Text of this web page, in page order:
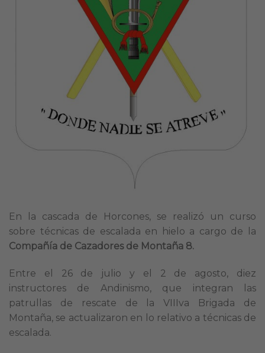
En la cascada de Horcones, se realizó un curso
sobre técnicas de escalada en hielo a cargo de la
Compañía de Cazadores de Montaña 8.
Entre el 26 de julio y el 2 de agosto, diez
instructores de Andinismo, que integran las
patrullas de rescate de la VIIIva Brigada de
Montaña, se actualizaron en lo relativo a técnicas de
escalada.